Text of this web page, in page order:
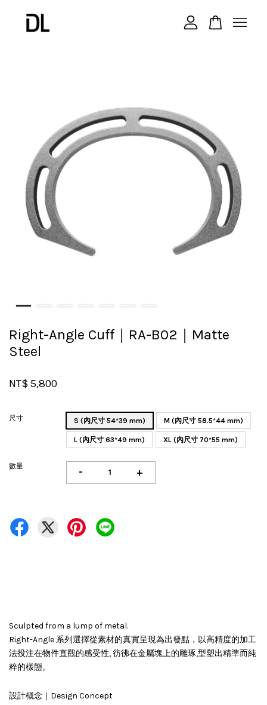
Right-Angle Cuff｜RA-B02｜Matte
Steel
NT$ 5,800
尺寸 S (內尺寸 54*39 mm) M (內尺寸 58.5*44 mm)
L (內尺寸 63*49 mm) XL (內尺寸 70*55 mm)
數量
- +
Sculpted from a lump of metal.
Right-Angle 系列選擇從素材的真實呈現為出發點，以高精度的加工
法投注在物件直觀的感受性, 彷彿在金屬塊上的雕琢,型塑出精準而純
粹的樣態。
設計概念｜Design Concept